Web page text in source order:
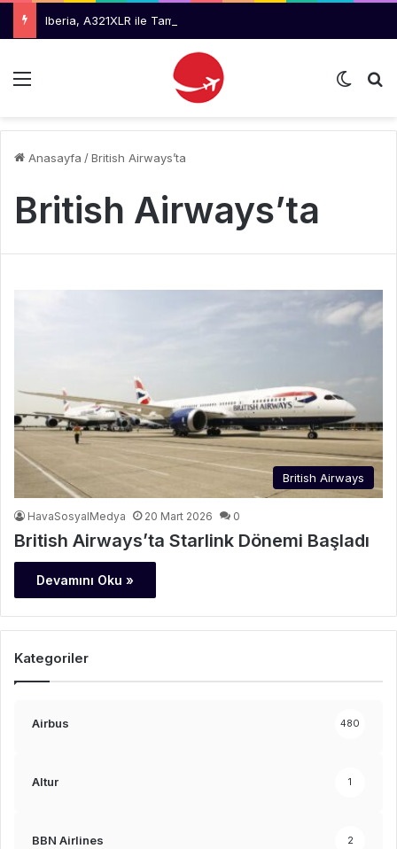
Iberia, A321XLR ile Tam Güneş Tutulmasını Takip Edecek
Menü Dış
Anasayfa /British Airways’ta
British Airways’ta
British Airways
HavaSosyalMedya 20 Mart 2026 0
British Airways’ta Starlink Dönemi Başladı
Devamını Oku »
Kategoriler
Airbus 480
Altur 1
BBN Airlines 2